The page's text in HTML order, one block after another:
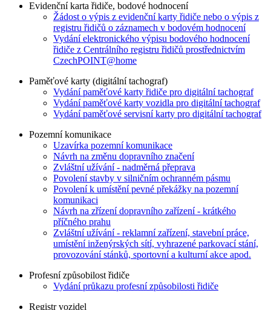
Evidenční karta řidiče, bodové hodnocení
Žádost o výpis z evidenční karty řidiče nebo o výpis z
registru řidičů o záznamech v bodovém hodnocení
Vydání elektronického výpisu bodového hodnocení
řidiče z Centrálního registru řidičů prostřednictvím
CzechPOINT@home
Paměťové karty (digitální tachograf)
Vydání paměťové karty řidiče pro digitální tachograf
Vydání paměťové karty vozidla pro digitální tachograf
Vydání paměťové servisní karty pro digitální tachograf
Pozemní komunikace
Uzavírka pozemní komunikace
Návrh na změnu dopravního značení
Zvláštní užívání - nadměrná přeprava
Povolení stavby v silničním ochranném pásmu
Povolení k umístění pevné překážky na pozemní
komunikaci
Návrh na zřízení dopravního zařízení - krátkého
příčného prahu
Zvláštní užívání - reklamní zařízení, stavební práce,
umístění inženýrských sítí, vyhrazené parkovací stání,
provozování stánků, sportovní a kulturní akce apod.
Profesní způsobilost řidiče
Vydání průkazu profesní způsobilosti řidiče
Registr vozidel